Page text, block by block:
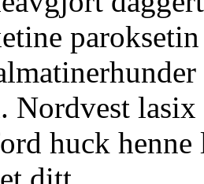
Nordvest
huck